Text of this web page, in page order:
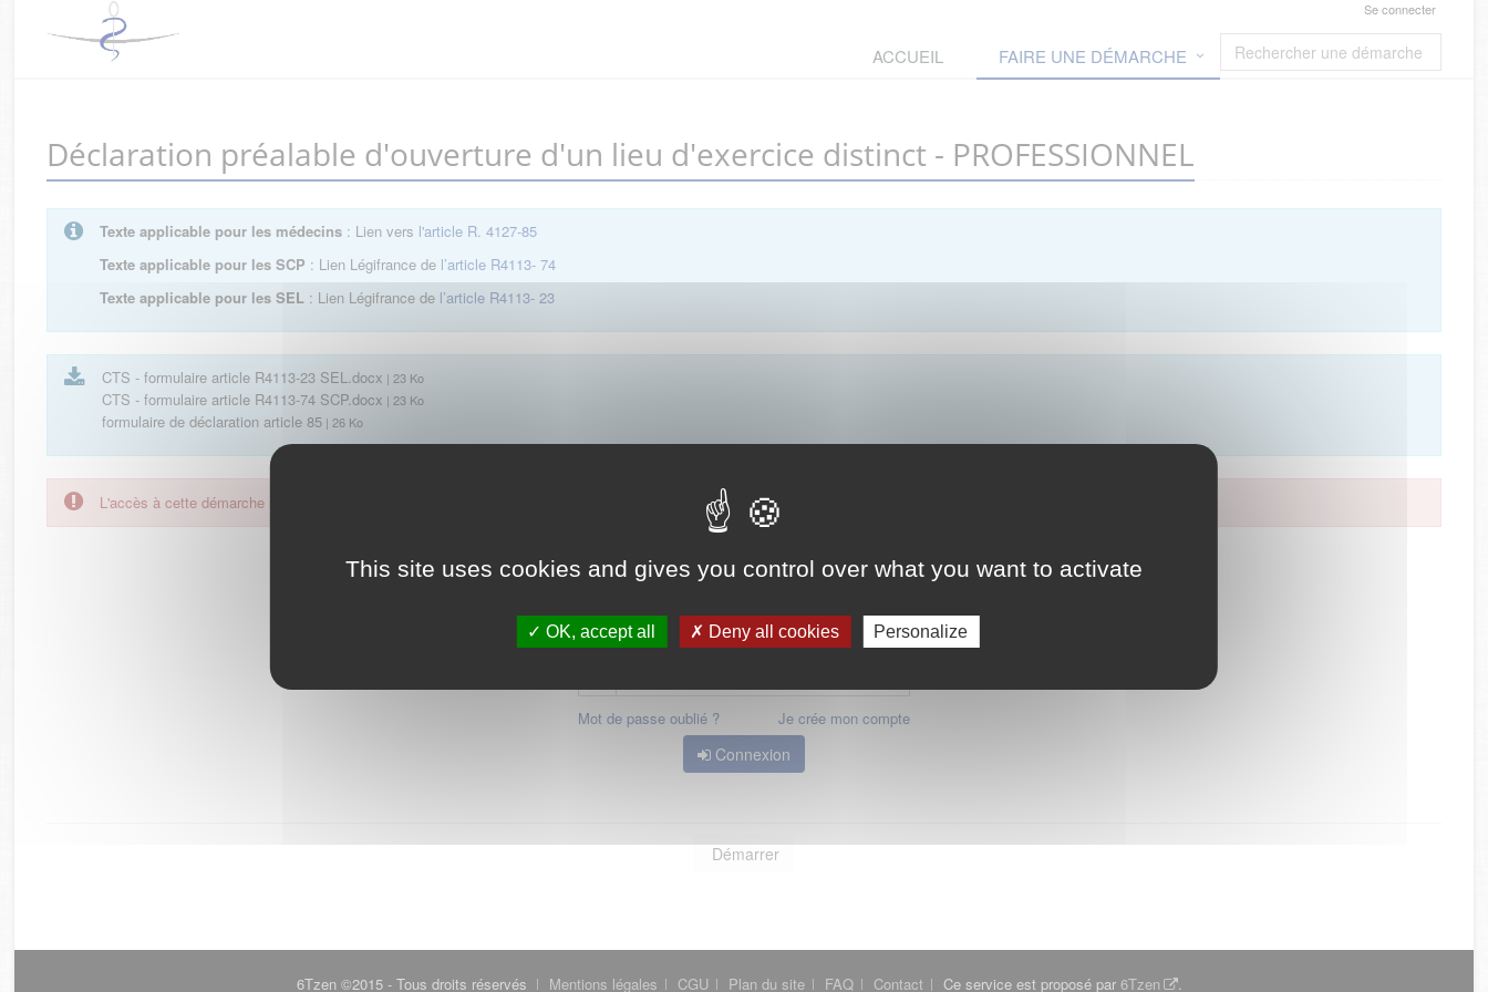
This site uses cookies and gives you control over what you want to activate
OK, accept all Deny all cookies Personalize
Se connecter
ACCUEIL FAIRE UNE DÉMARCHE
Déclaration préalable d'ouverture d'un lieu d'exercice distinct - PROFESSIONNEL
Texte applicable pour les médecins: Lien vers l'article R. 4127-85
Texte applicable pour les SCP : Lien Légifrance de l’article R4113- 74
Texte applicable pour les SEL: Lien Légifrance de l’article R4113- 23
CTS - formulaire article R4113-23 SEL.docx | 23 Ko
CTS - formulaire article R4113-74 SCP.docx | 23 Ko
formulaire de déclaration article 85| 26 Ko
L'accès à cette démarche ne vous est pas autorisé. Afin d'y avoir accès, vous devez vous connecter ouvous créer un compte
Mot de passe oublié ? Je crée mon compte
Connexion
Démarrer
6Tzen ©2015 - Tous droits réservés Mentions légales CGU Plan du site FAQ Contact Ce service est proposé par6Tzen .